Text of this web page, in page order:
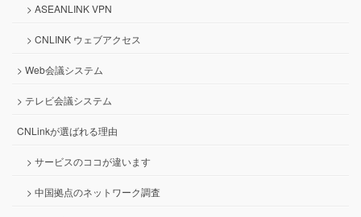
> ASEANLINK VPN
> CNLINK ウェブアクセス
> Web会議システム
> テレビ会議システム
CNLinkが選ばれる理由
> サービスのココが違います
> 中国拠点のネットワーク調査